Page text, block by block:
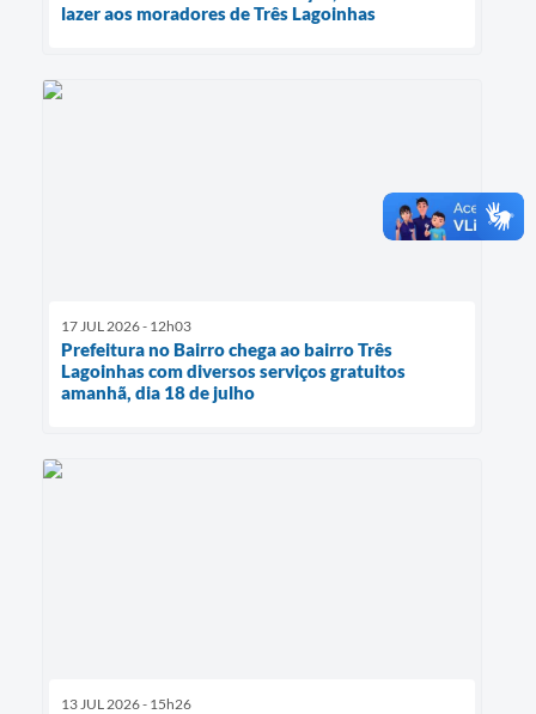
lazer aos moradores de Três Lagoinhas
17 JUL 2026 - 12h03
Prefeitura no Bairro chega ao bairro Três
Lagoinhas com diversos serviços gratuitos
amanhã, dia 18 de julho
13 JUL 2026 - 15h26